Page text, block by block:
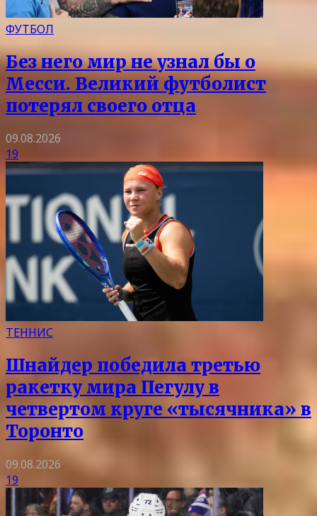
ФУТБОЛ
Без него мир не узнал бы о
Месси. Великий футболист
потерял своего отца
09.08.2026
19
ТЕННИС
Шнайдер победила третью
ракетку мира Пегулу в
четвертом круге «тысячника» в
Торонто
09.08.2026
19